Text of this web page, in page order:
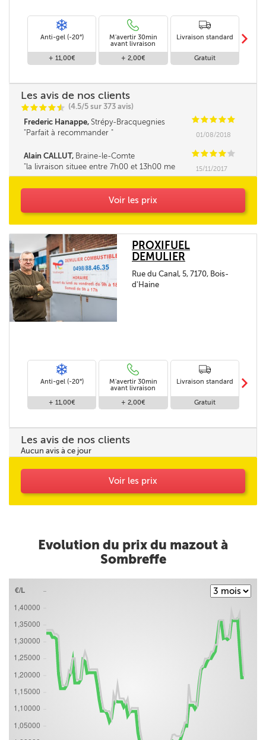
Anti-gel (-20°)
+ 11,00€
M'avertir 30min
avant livraison
+ 2,00€
Livraison standard
Gratuit
m
Les avis de nos clients
CCCCi
@ (4.5/5 sur 373 avis)
Frederic Hanappe, Strépy-Bracquegnies CCCCC
Parfait à recommander
01/08/2018
Alain CALLUT, Braine-le-Comte CCCC C
la livraison situee entre 7h00 et 13h00 me
parait tres longue. la fourchette ne pourrait elle
15/11/2017
Voir les prix
PROXIFUEL
DEMULIER
Rue du Canal, 5, 7170, Bois-
d'Haine
Anti-gel (-20°)
+ 11,00€
M'avertir 30min
avant livraison
+ 2,00€
Livraison standard
Gratuit
m
Les avis de nos clients
Aucun avis à ce jour
Voir les prix
Evolution du prix du mazout à
Sombreffe